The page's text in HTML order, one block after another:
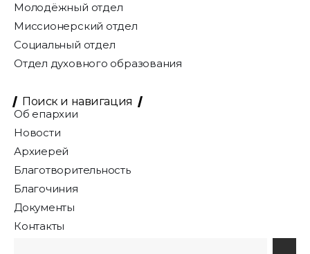
Молодёжный отдел
Миссионерский отдел
Социальный отдел
Отдел духовного образования
Поиск и навигация
Об епархии
Новости
Архиерей
Благотворительность
Благочиния
Документы
Контакты